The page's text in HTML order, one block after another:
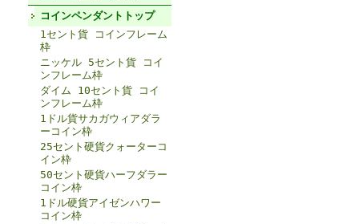
コインペンダントトップ
1セント貨 コインフレーム
枠
ニッケル 5セント貨 コイ
ンフレーム枠
ダイム 10セント貨 コイ
ンフレーム枠
1ドル貨サカガウィアダラ
ーコイン枠
25セント硬貨クォーターコ
イン枠
50セント硬貨ハーフダラー
コイン枠
1ドル硬貨アイゼンハワー
コイン枠